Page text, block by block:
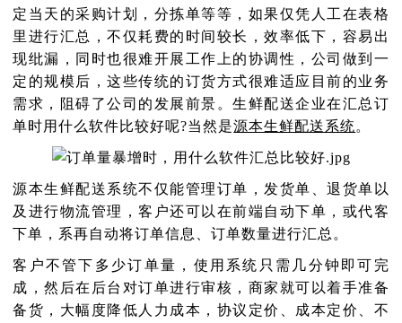
定当天的采购计划，分拣单等等，如果仅凭人工在表格
里进行汇总，不仅耗费的时间较长，效率低下，容易出
现纰漏，同时也很难开展工作上的协调性，公司做到一
定的规模后，这些传统的订货方式很难适应目前的业务
需求，阻碍了公司的发展前景。生鲜配送企业在汇总订
单时用什么软件比较好呢?当然是源本生鲜配送系统。
源本生鲜配送系统不仅能管理订单，发货单、退货单以
及 进行物流管理 ，客户还可以在前端自动下单， 或代客
下单，系再自动将订单信息、订单数量进行汇总 。
客户不管下多少订单量，使用系统只需几分钟即可完
成，然后在后台对订单进行审核，商家就可以着手准备
备货，大幅度降低人力成本，协议定价、成本定价
不